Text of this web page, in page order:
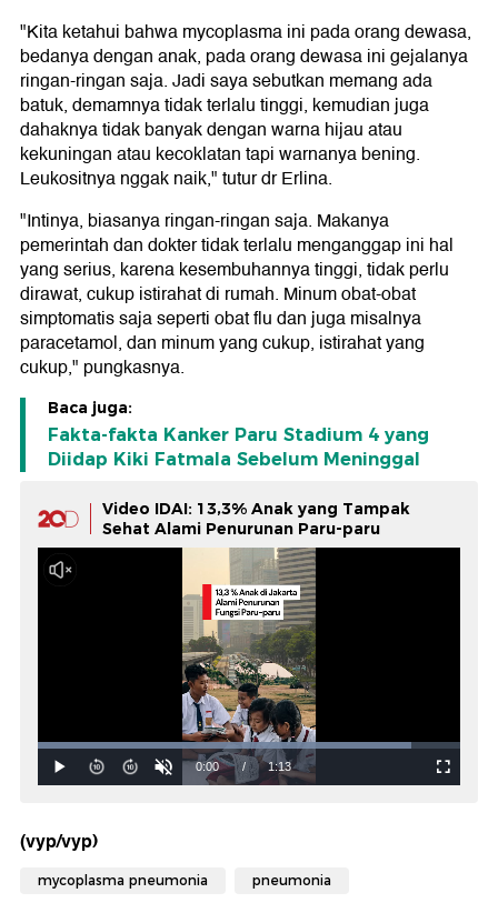
"Kita ketahui bahwa mycoplasma ini pada orang dewasa,
bedanya dengan anak, pada orang dewasa ini gejalanya
ringan-ringan saja. Jadi saya sebutkan memang ada
batuk, demamnya tidak terlalu tinggi, kemudian juga
dahaknya tidak banyak dengan warna hijau atau
kekuningan atau kecoklatan tapi warnanya bening.
Leukositnya nggak naik," tutur dr Erlina.
"Intinya, biasanya ringan-ringan saja. Makanya
pemerintah dan dokter tidak terlalu menganggap ini hal
yang serius, karena kesembuhannya tinggi, tidak perlu
dirawat, cukup istirahat di rumah. Minum obat-obat
simptomatis saja seperti obat flu dan juga misalnya
paracetamol, dan minum yang cukup, istirahat yang
cukup," pungkasnya.
Baca juga:
Fakta-fakta Kanker Paru Stadium 4 yang
Diidap Kiki Fatmala Sebelum Meninggal
Video IDAI: 13,3% Anak yang Tampak
Sehat Alami Penurunan Paru-paru
(vyp/vyp)
mycoplasma pneumonia pneumonia